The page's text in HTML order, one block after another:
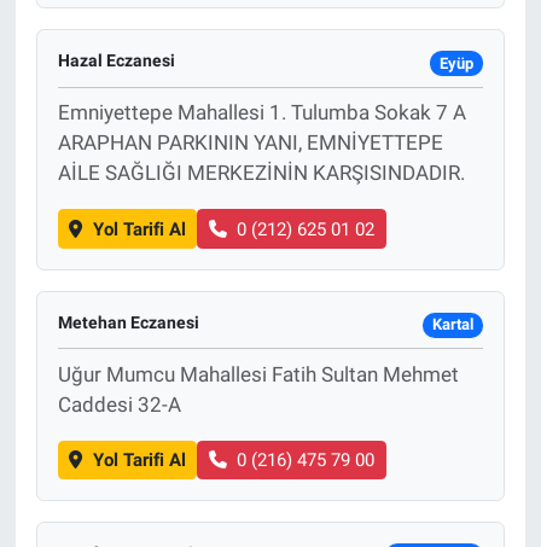
Hazal Eczanesi Eyüp
Emniyettepe Mahallesi 1. Tulumba Sokak 7 A
ARAPHAN PARKININ YANI, EMNİYETTEPE
AİLE SAĞLIĞI MERKEZİNİN KARŞISINDADIR.
Yol Tarifi Al 0 (212) 625 01 02
Metehan Eczanesi Kartal
Uğur Mumcu Mahallesi Fatih Sultan Mehmet
Caddesi 32-A
Yol Tarifi Al 0 (216) 475 79 00